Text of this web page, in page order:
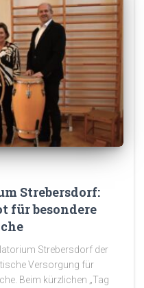
Strebersdorf:
für besondere
Strebersdorf der
Versorgung für
Beim kürzlichen „Tag